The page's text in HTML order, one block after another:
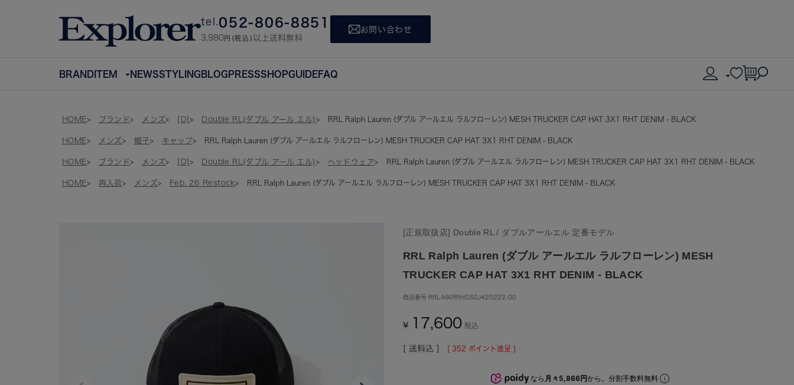
tel.052-806-8851
3,980円(税込) 以上送料無料
お問い合わせ
BRANDITEM NEWSSTYLINGBLOGPRESSSHOPGUIDEFAQ
HOME ブランド メンズ [D] Double RL(ダブル アール エル) RRL Ralph Lauren (ダブル アールエル ラルフローレン) MESH TRUCKER CAP HAT 3X1 RHT DENIM - BLACK
HOME メンズ 帽子 キャップ RRL Ralph Lauren (ダブル アールエル ラルフローレン) MESH TRUCKER CAP HAT 3X1 RHT DENIM - BLACK
HOME ブランド メンズ [D] Double RL(ダブル アール エル) ヘッドウェア RRL Ralph Lauren (ダブル アールエル ラルフローレン) MESH TRUCKER CAP HAT 3X1 RHT DENIM - BLACK
HOME 再入荷 メンズ Feb. 26 Restock RRL Ralph Lauren (ダブル アールエル ラルフローレン) MESH TRUCKER CAP HAT 3X1 RHT DENIM - BLACK
[正規取扱店] Double RL / ダブルアールエル 定番モデル
RRL Ralph Lauren (ダブル アールエル ラルフローレン) MESH
TRUCKER CAP HAT 3X1 RHT DENIM - BLACK
商品番号 RRL-MARRHGS0J420222-00
¥ 17,600 税込
送料込 [ 352 ポイント進呈 ]
なら 月々5,866円から。分割手数料無料